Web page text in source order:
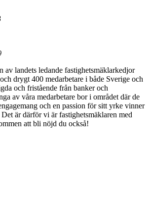
av landets ledande fastighetsmäklarkedjor
drygt 400 medarbetare i både Sverige och
och fristående från banker och
av våra medarbetare bor i området där de
och en passion för sitt yrke vinner
är därför vi är fastighetsmäklaren med
att bli nöjd du också!